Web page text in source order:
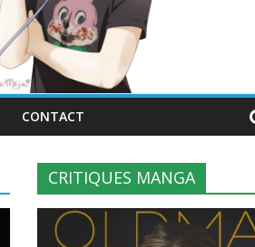
CONTACT
CRITIQUES MANGA